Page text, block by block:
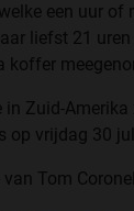
een uur
liefst 21
koffer
in Zuid-
op vrijdag 30
van Tom